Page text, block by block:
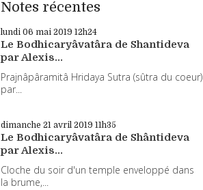
Notes récentes
lundi 06 mai 2019 12h24
Le Bodhicaryâvatâra de Shantideva
par Alexis...
Prajnâpâramitâ Hridaya Sutra (sûtra du coeur)
par...
dimanche 21 avril 2019 11h35
Le Bodhicaryâvatâra de Shântideva
par Alexis...
Cloche du soir d'un temple enveloppé dans
la brume,...